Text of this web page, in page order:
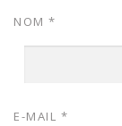
NOM *
E-MAIL *